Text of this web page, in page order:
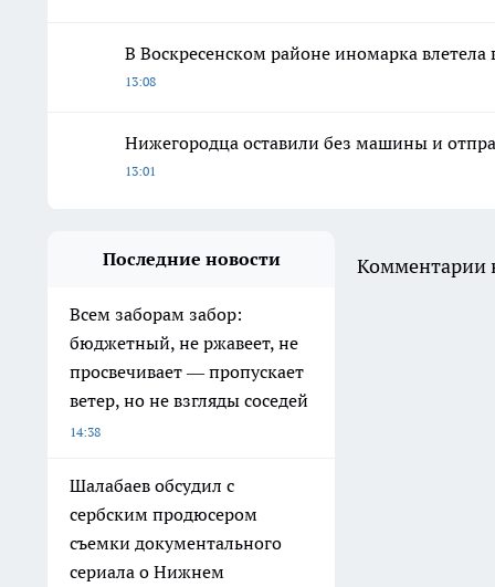
В Воскресенском районе иномарка влетела
13:08
Нижегородца оставили без машины и
13:01
Последние новости
Всем заборам забор:
бюджетный, не ржавеет, не
просвечивает — пропускает
ветер, но не взгляды соседей
14:38
Шалабаев обсудил с
сербским продюсером
съемки документального
сериала о Нижнем
Комментарии